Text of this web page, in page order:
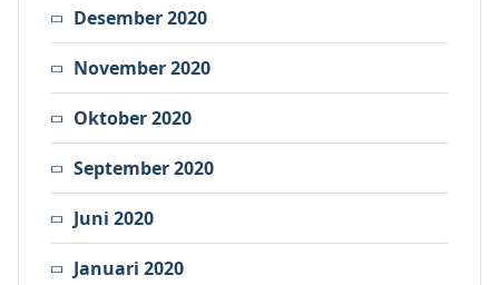
Desember 2020
November 2020
Oktober 2020
September 2020
Juni 2020
Januari 2020